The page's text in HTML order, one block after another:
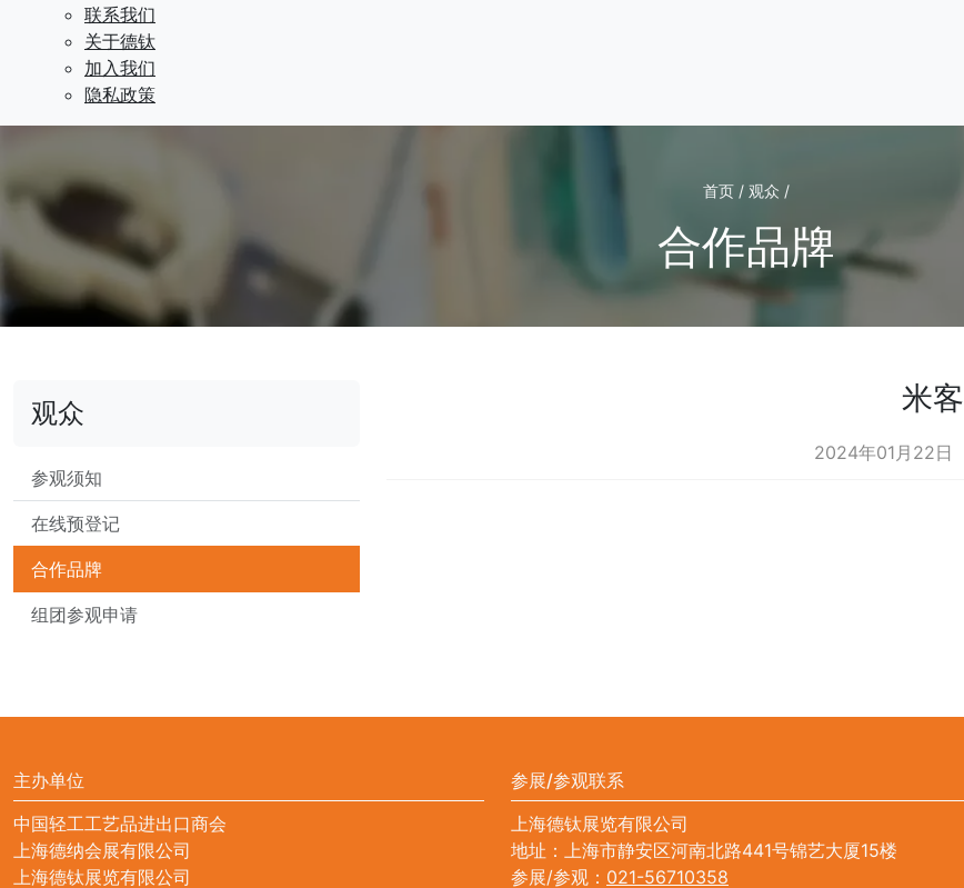
联系我们
关于德钛
加入我们
隐私政策
首页 / 观众 /
合作品牌
观众
参观须知
在线预登记
合作品牌
组团参观申请
米客
2024年01月22日
主办单位
中国轻工工艺品进出口商会
上海德纳会展有限公司
上海德钛展览有限公司
参展/参观联系
上海德钛展览有限公司
地址：上海市静安区河南北路441号锦艺大厦15楼
参展/参观： 021-56710358